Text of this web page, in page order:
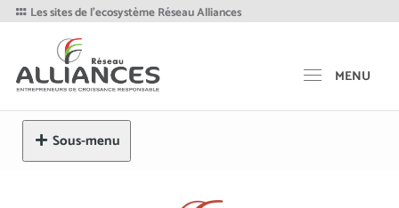
Les sites de l'ecosystème Réseau Alliances
MENU
Sous-menu